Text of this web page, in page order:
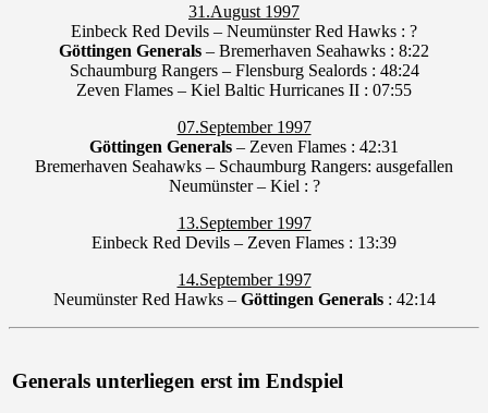
31.August 1997
Einbeck Red Devils – Neumünster Red Hawks : ?
Göttingen Generals – Bremerhaven Seahawks : 8:22
Schaumburg Rangers – Flensburg Sealords : 48:24
Zeven Flames – Kiel Baltic Hurricanes II : 07:55
07.September 1997
Göttingen Generals – Zeven Flames : 42:31
Bremerhaven Seahawks – Schaumburg Rangers: ausgefallen
Neumünster – Kiel : ?
13.September 1997
Einbeck Red Devils – Zeven Flames : 13:39
14.September 1997
Neumünster Red Hawks – Göttingen Generals: 42:14
Generals unterliegen erst im Endspiel